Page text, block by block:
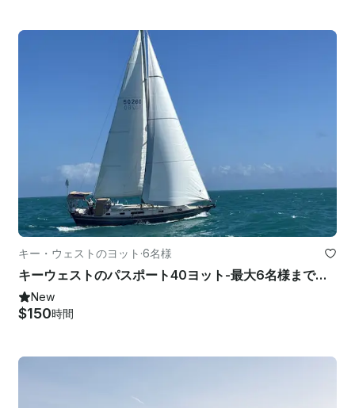
キー・ウェストのヨット ·6名様
キーウェストのパスポート40ヨット-最大6名様までの快適なセーリング
New
$150時間